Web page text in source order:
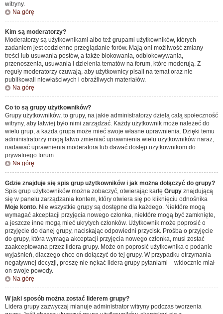
witryny.
Na górę
Kim są moderatorzy?
Moderatorzy są użytkownikami albo też grupami użytkowników, których
zadaniem jest codzienne przeglądanie forów. Mają oni możliwość zmiany
treści lub usuwania postów, a także blokowania, odblokowywania,
przenoszenia, usuwania i dzielenia tematów na forum, które moderują. Z
reguły moderatorzy czuwają, aby użytkownicy pisali na temat oraz nie
publikowali niewłaściwych i obraźliwych materiałów.
Na górę
Co to są grupy użytkowników?
Grupy użytkowników, to grupy, na jakie administratorzy dzielą całą społeczność
witryny, aby łatwiej było nimi zarządzać. Każdy użytkownik może należeć do
wielu grup, a każda grupa może mieć swoje własne uprawnienia. Dzięki temu
administratorzy mogą łatwo zmieniać uprawnienia wielu użytkowników naraz,
nadawać uprawnienia moderatora lub dawać dostęp użytkownikom do
prywatnego forum.
Na górę
Gdzie znajduje się spis grup użytkowników i jak można dołączyć do grupy?
Spis grup użytkowników można zobaczyć, otwierając kartę Grupy znajdującą
się w panelu zarządzania kontem, który otwiera się po kliknięciu odnośnika
Moje konto. Nie wszystkie grupy są dostępne dla każdego. Niektóre mogą
wymagać akceptacji przyjęcia nowego członka, niektóre mogą być zamknięte,
a jeszcze inne mogą mieć ukrytych członków. Użytkownik może poprosić o
przyjęcie do danej grupy, naciskając odpowiedni przycisk. Prośba o przyjęcie
do grupy, która wymaga akceptacji przyjęcia nowego członka, musi zostać
zaakceptowana przez lidera grupy. Może on poprosić użytkownika o podanie
wyjaśnień, dlaczego chce on dołączyć do tej grupy. W przypadku otrzymania
negatywnej decyzji, proszę nie nękać lidera grupy pytaniami – widocznie miał
on swoje powody.
Na górę
W jaki sposób można zostać liderem grupy?
Lidera grupy zazwyczaj mianuje administrator witryny podczas tworzenia